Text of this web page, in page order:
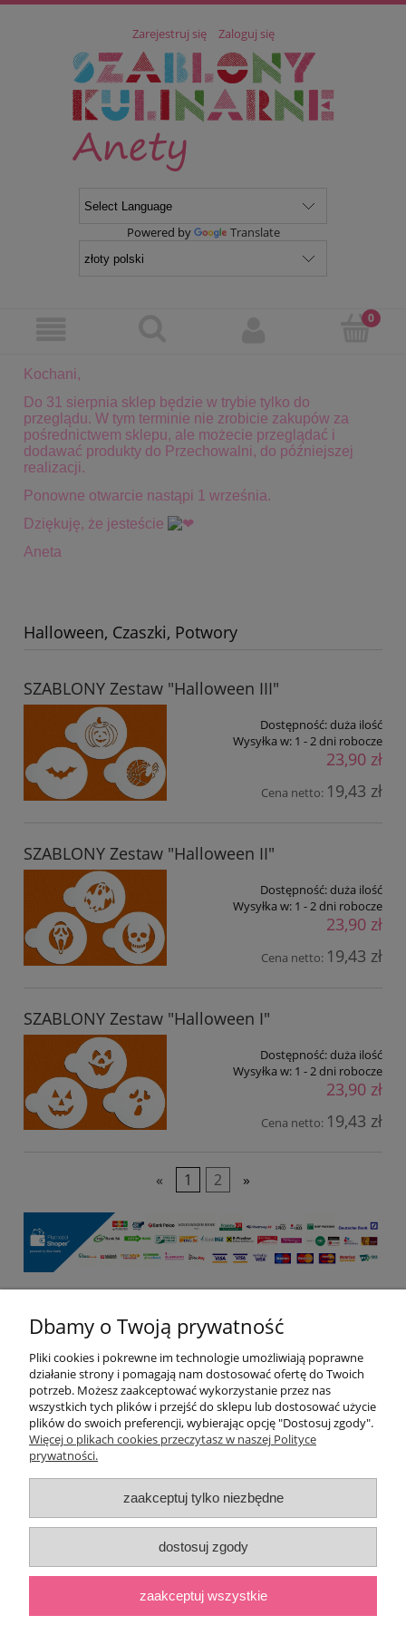
Zarejestruj się Zaloguj się
Powered by Translate
Kochani,
Do 31 sierpnia sklep będzie w trybie tylko do
przeglądu. W tym terminie nie zrobicie zakupów za
pośrednictwem sklepu, ale możecie przeglądać i
dodawać produkty do Przechowalni, do późniejszej
realizacji.
Ponowne otwarcie nastąpi 1 września.
Dziękuję, że jesteście
Aneta
Halloween, Czaszki, Potwory
SZABLONY Zestaw "Halloween III"
Dostępność:duża ilość
Wysyłka w: 1 - 2 dni robocze
23,90 zł
Cena netto: 19,43 zł
SZABLONY Zestaw "Halloween II"
Dostępność:duża ilość
Wysyłka w: 1 - 2 dni robocze
23,90 zł
Cena netto: 19,43 zł
SZABLONY Zestaw "Halloween I"
Dostępność:duża ilość
Wysyłka w: 1 - 2 dni robocze
23,90 zł
Cena netto: 19,43 zł
« 1 2 »
Pomoc
Moje konto
Płatności i dostawa
O nas
pokaż pełną wersję strony
Sklep internetowy Shoper.pl
Dbamy o Twoją prywatność
Pliki cookies i pokrewne im technologie umożliwiają poprawne
działanie strony i pomagają nam dostosować ofertę do Twoich
potrzeb. Możesz zaakceptować wykorzystanie przez nas
wszystkich tych plików i przejść do sklepu lub dostosować użycie
plików do swoich preferencji, wybierając opcję "Dostosuj zgody".
Więcej o plikach cookies przeczytasz w naszej Polityce
prywatności.
zaakceptuj tylko niezbędne
dostosuj zgody
zaakceptuj wszystkie